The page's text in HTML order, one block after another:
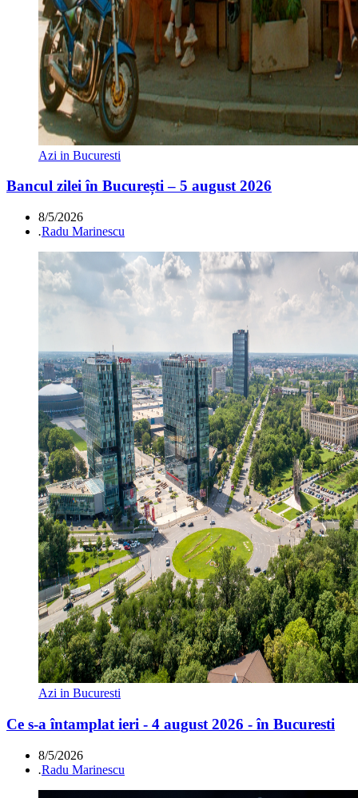
Azi in Bucuresti
Bancul zilei în București – 5 august 2026
8/5/2026
.Radu Marinescu
Azi in Bucuresti
Ce s-a întamplat ieri - 4 august 2026 - în Bucuresti
8/5/2026
.Radu Marinescu